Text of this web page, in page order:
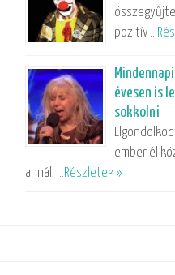
pozitív …
évesen is
sokkolni
ember él
annál, …Részletek »